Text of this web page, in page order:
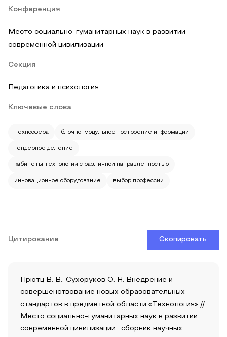
Конференция
Место социально-гуманитарных наук в развитии
современной цивилизации
Секция
Педагогика и психология
Ключевые слова
техносфера блочно-модульное построение информации
гендерное деление
кабинеты технологии с различной направленностью
инновационное оборудование выбор профессии
Цитирование Скопировать
Прютц В. В., Сухоруков О. Н. Внедрение и
совершенствование новых образовательных
стандартов в предметной области «Технология» //
Место социально-гуманитарных наук в развитии
современной цивилизации : сборник научных